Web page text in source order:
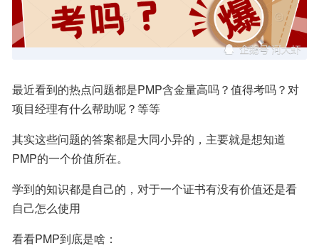
最近看到的热点问题都是PMP含金量高吗？值得考吗？对
项目经理有什么帮助呢？等等
其实这些问题的答案都是大同小异的，主要就是想知道
PMP的一个价值所在。
学到的知识都是自己的，对于一个证书有没有价值还是看
自己怎么使用
看看PMP到底是啥：